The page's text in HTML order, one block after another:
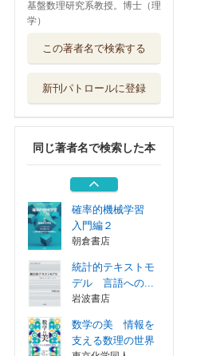
基盤数理研究系教授。博士（理
学）
この著者名で検索する
新刊パトロールに登録
同じ著者名で検索した本
支える数理の世界
ＰＥＰＡＲＳ Ｎ
全日本病院出版会
ガウス過程と機械
学習
講談社
確率的機械学習
入門編２
朝倉書店
統計的テキストモ
デル 言語への...
岩波書店
数学の美 情報を
支える数理の世界